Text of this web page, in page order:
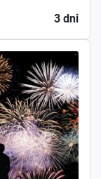
3 dni